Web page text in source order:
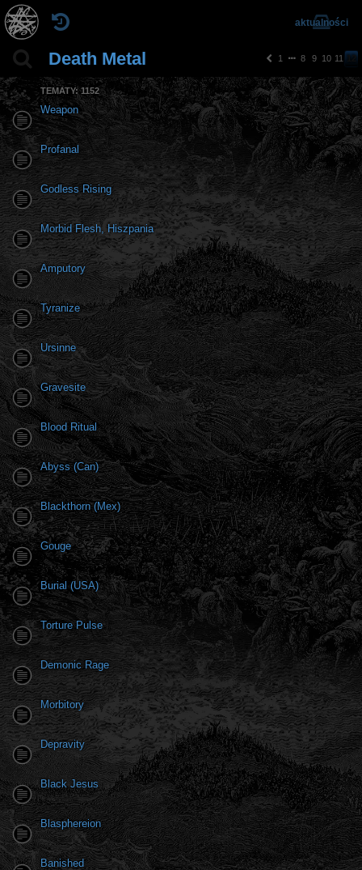
Death Metal
o
pr
z
e
d
a
1 8 9 10 11 12
aktualności
TEMATY: 1152
Weapon
Profanal
Godless Rising
Morbid Flesh, Hiszpania
Amputory
Tyranize
Ursinne
Gravesite
Blood Ritual
Abyss (Can)
Blackthorn (Mex)
Gouge
Burial (USA)
Torture Pulse
Demonic Rage
Morbitory
Depravity
Black Jesus
Blasphereion
Banished